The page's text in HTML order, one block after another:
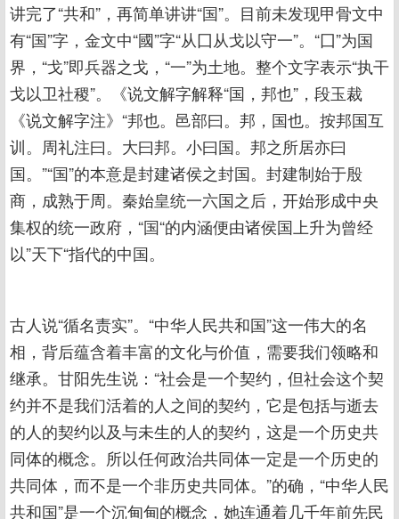
讲完了“共和”，再简单讲讲“国”。目前未发现甲骨文中
有“国”字，金文中“國”字“从囗从戈以守一”。“囗”为国
界，“戈”即兵器之戈，“一”为土地。整个文字表示“执干
戈以卫社稷”。《说文解字解释“国，邦也”，段玉裁
《说文解字注》“邦也。邑部曰。邦，国也。按邦国互
训。周礼注曰。大曰邦。小曰国。邦之所居亦曰
国。”“国”的本意是封建诸侯之封国。封建制始于殷
商，成熟于周。秦始皇统一六国之后，开始形成中央
集权的统一政府，“国“的内涵便由诸侯国上升为曾经
以”天下“指代的中国。
古人说“循名责实”。“中华人民共和国”这一伟大的名
相，背后蕴含着丰富的文化与价值，需要我们领略和
继承。甘阳先生说：“社会是一个契约，但社会这个契
约并不是我们活着的人之间的契约，它是包括与逝去
的人的契约以及与未生的人的契约，这是一个历史共
同体的概念。所以任何政治共同体一定是一个历史的
共同体，而不是一个非历史共同体。”的确，“中华人民
共和国”是一个沉甸甸的概念，她连通着几千年前先民